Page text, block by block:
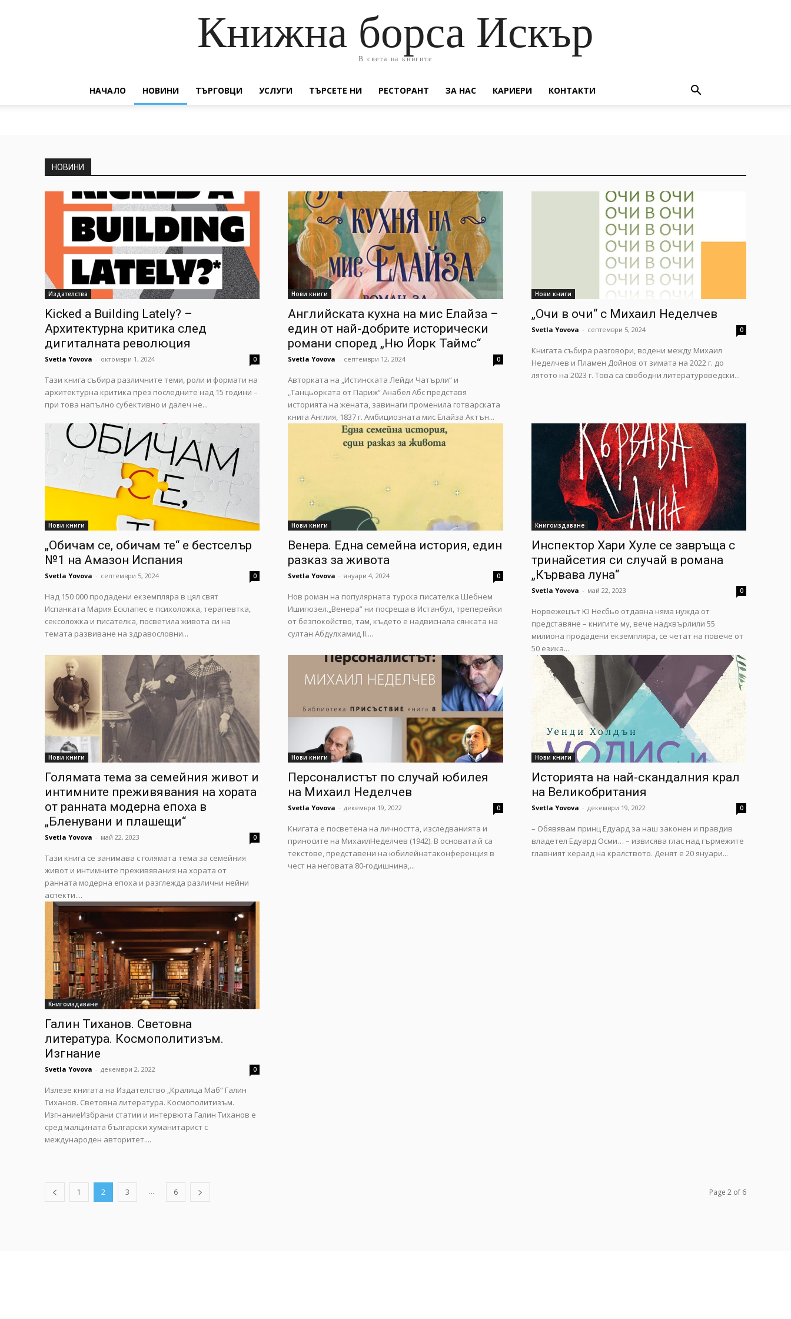
Книжна борса Искър
В света на книгите
НАЧАЛО НОВИНИ ТЪРГОВЦИ УСЛУГИ ТЪРСЕТЕ НИ РЕСТОРАНТ ЗА НАС КАРИЕРИ КОНТАКТИ
НОВИНИ
Издателства
Kicked a Building Lately? –
Архитектурна критика след
дигиталната революция
Svetla Yovova - октомври 1, 2024 0
Тази книга събира различните теми, роли и формати на
архитектурна критика през последните над 15 години –
при това напълно субективно и далеч не...
Нови книги
Английската кухна на мис Елайза –
един от най-добрите исторически
романи според „Ню Йорк Таймс“
Svetla Yovova - септември 12, 2024 0
Авторката на „Истинската Лейди Чатърли“ и
„Танцьорката от Париж“ Анабел Абс представя
историята на жената, завинаги променила готварската
книга Англия, 1837 г. Амбициозната мис Елайза Актън...
Нови книги
„Очи в очи“ с Михаил Неделчев
Svetla Yovova - септември 5, 2024 0
Книгата събира разговори, водени между Михаил
Неделчев и Пламен Дойнов от зимата на 2022 г. до
лятото на 2023 г. Това са свободни литературоведски...
Нови книги
„Обичам се, обичам те“ е бестселър
№1 на Амазон Испания
Svetla Yovova - септември 5, 2024 0
Над 150 000 продадени екземпляра в цял свят
Испанката Мария Есклапес е психоложка, терапевтка,
сексоложка и писателка, посветила живота си на
темата развиване на здравословни...
Нови книги
Венера. Една семейна история, един
разказ за живота
Svetla Yovova - януари 4, 2024 0
Нов роман на популярната турска писателка Шебнем
Ишигюзел.„Венера” ни посреща в Истанбул, треперейки
от безпокойство, там, където е надвиснала сянката на
султан Абдулхамид II....
Книгоиздаване
Инспектор Хари Хуле се завръща с
тринайсетия си случай в романа
„Кървава луна“
Svetla Yovova - май 22, 2023 0
Норвежецът Ю Несбьо отдавна няма нужда от
представяне – книгите му, вече надхвърлили 55
милиона продадени екземпляра, се четат на повече от
50 езика...
Нови книги
Голямата тема за семейния живот и
интимните преживявания на хората
от ранната модерна епоха в
„Бленувани и плашещи“
Svetla Yovova - май 22, 2023 0
Тази книга се занимава с голямата тема за семейния
живот и интимните преживявания на хората от
ранната модерна епоха и разглежда различни нейни
аспекти....
Нови книги
Персоналистът по случай юбилея
на Михаил Неделчев
Svetla Yovova - декември 19, 2022 0
Книгата е посветена на личността, изследванията и
приносите на МихаилНеделчев (1942). В основата й са
текстове, представени на юбилейнатаконференция в
чест на неговата 80-годишнина,...
Нови книги
Историята на най-скандалния крал
на Великобритания
Svetla Yovova - декември 19, 2022 0
– Обявявам принц Едуард за наш законен и правдив
владетел Едуард Осми… – извисява глас над гърмежите
главният хералд на кралството. Денят е 20 януари...
Книгоиздаване
Галин Тиханов. Световна
литература. Космополитизъм.
Изгнание
Svetla Yovova - декември 2, 2022 0
Излезе книгата на Издателство „Кралица Маб“ Галин
Тиханов. Световна литература. Космополитизъм.
ИзгнаниеИзбрани статии и интервюта Галин Тиханов е
сред малцината български хуманитарист с
международен авторитет....
1 2 3 ... 6 Page 2 of 6